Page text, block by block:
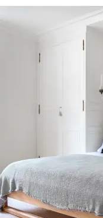
Hortaleza
たものに